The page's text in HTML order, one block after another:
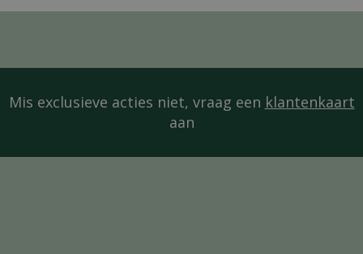
Mis exclusieve acties niet, vraag een klantenkaart
aan